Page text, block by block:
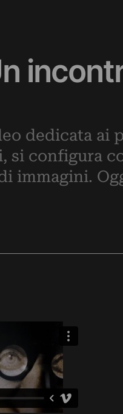
dedicata ai
si configura
immagini.